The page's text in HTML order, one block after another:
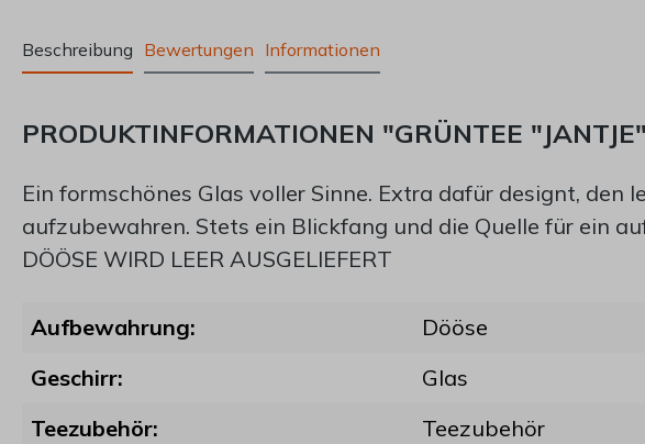
Beschreibung Bewertungen Informationen
PRODUKTINFORMATIONEN "GRÜNTEE
Ein formschönes Glas voller Sinne. Extra dafür designt,
aufzubewahren. Stets ein Blickfang und die Quelle für ein
DÖÖSE WIRD LEER AUSGELIEFERT
Aufbewahrung:
Dööse
Geschirr:
Glas
Teezubehör:
Teezubehör